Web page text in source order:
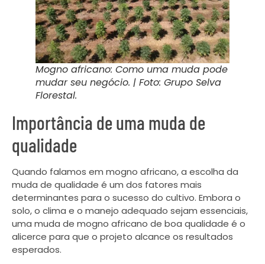
Mogno africano: Como uma muda pode
mudar seu negócio. | Foto: Grupo Selva
Florestal.
Importância de uma muda de
qualidade
Quando falamos em mogno africano, a escolha da
muda de qualidade é um dos fatores mais
determinantes para o sucesso do cultivo. Embora o
solo, o clima e o manejo adequado sejam essenciais,
uma muda de mogno africano de boa qualidade é o
alicerce para que o projeto alcance os resultados
esperados.